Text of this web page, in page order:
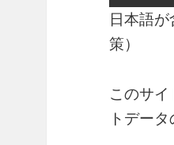
日本語
策）
このサ
トデー